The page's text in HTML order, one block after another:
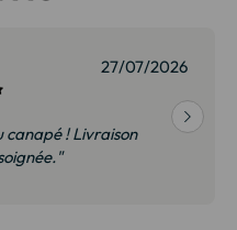
27/07/2026
canapé ! Livraison